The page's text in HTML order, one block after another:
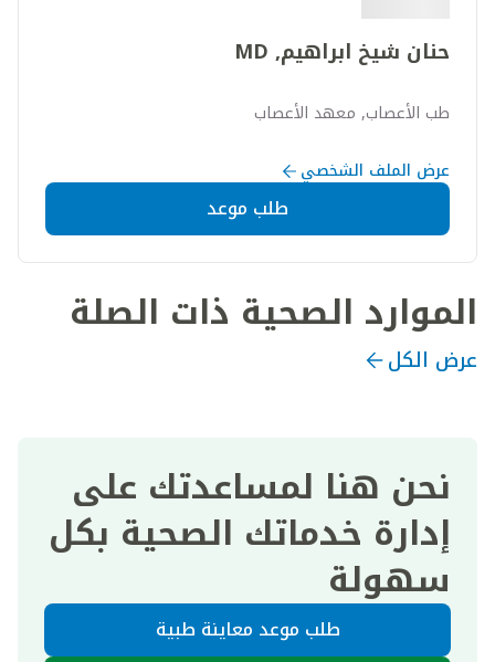
حنان شيخ ابراهيم, MD
طب الأعصاب, معهد الأعصاب
عرض الملف الشخصي
طلب موعد
الموارد الصحية ذات الصلة
عرض الكل
نحن هنا لمساعدتك على
إدارة خدماتك الصحية بكل
سهولة
طلب موعد معاينة طبية